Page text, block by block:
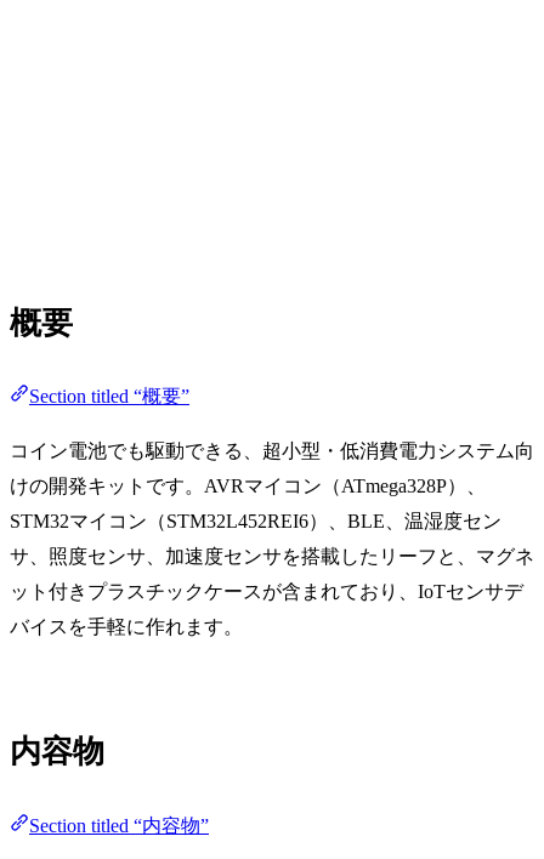
概要
Section titled “概要”
コイン電池でも駆動できる、超小型・低消費電力システム向
けの開発キットです。AVRマイコン（ATmega328P）、
STM32マイコン（STM32L452REI6）、BLE、温湿度セン
サ、照度センサ、加速度センサを搭載したリーフと、マグネ
ット付きプラスチックケースが含まれており、IoTセンサデ
バイスを手軽に作れます。
内容物
Section titled “内容物”